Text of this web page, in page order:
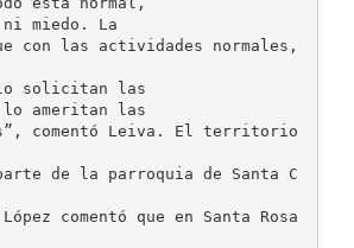
miedo. La
con las actividades normales,
solicitan las
lo ameritan las
comentó Leiva. El territorio
de la parroquia de Santa C
comentó que en Santa Rosa